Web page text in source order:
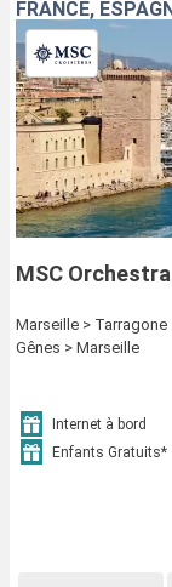
FRANCE,
MSC Orchestra
Marseille > Tarragone
Gênes > Marseille
Internet à bord
Enfants Gratuits*